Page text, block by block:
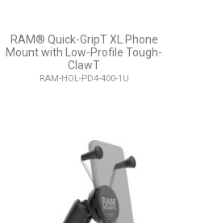
RAM® Quick-GripT XL Phone
Mount with Low-Profile Tough-
ClawT
RAM-HOL-PD4-400-1U